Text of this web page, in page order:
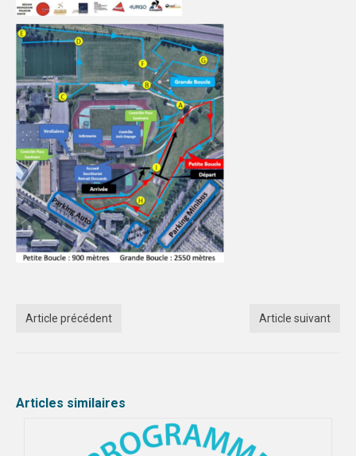
Article précédent Article suivant
Articles similaires